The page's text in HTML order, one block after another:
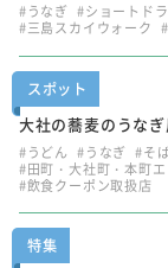
#うなぎ #ショートド
#三島スカイウォーク
スポット
大社の蕎麦のうな
#うどん #うなぎ #そ
#田町・大社町・本町エ
#飲食クーポン取扱店
特集